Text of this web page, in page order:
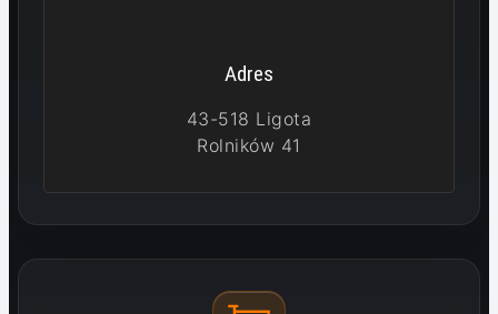
Adres
43-518 Ligota
Rolników 41